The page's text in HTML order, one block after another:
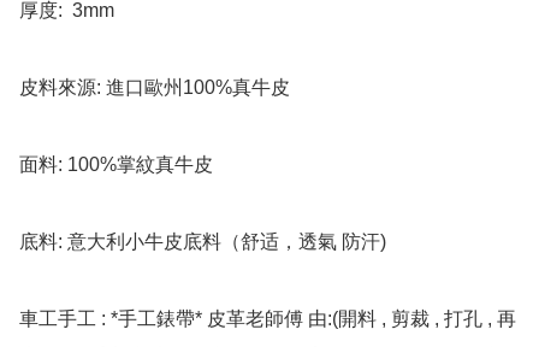
厚度:  3mm
皮料來源: 進口歐州100%真牛皮
面料: 100%掌紋真牛皮
底料: 意大利小牛皮底料（舒适，透氣 防汗)
車工手工 : *手工錶帶* 皮革老師傅 由:(開料 , 剪裁 , 打孔 , 再